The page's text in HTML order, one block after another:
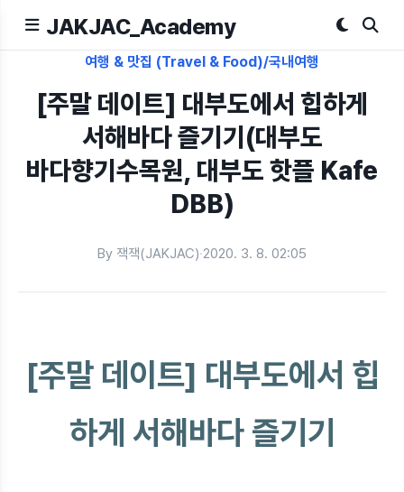
JAKJAC_Academy
여행 & 맛집 (Travel & Food)/국내여행
[주말 데이트] 대부도에서 힙하게
서해바다 즐기기(대부도
바다향기수목원, 대부도 핫플 Kafe
DBB)
By 잭잭(JAKJAC)·2020. 3. 8. 02:05
[주말 데이트] 대부도에서 힙
하게 서해바다 즐기기